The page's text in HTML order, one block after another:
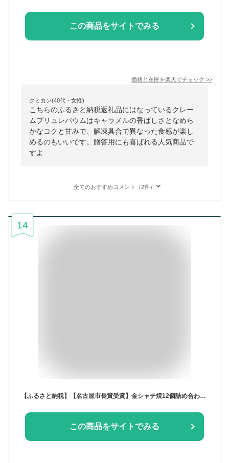
この商品をサイトでみる
価格と在庫を楽天でチェック >>
クミカン(40代・女性)
こちらのふるさと納税返礼品にはなっているクレー
ムブリュレバウムはキャラメルの香ばしさとなめら
かなコクと甘みで、解凍具合で異なった食感が楽し
めるのもいいです。贈答用にも喜ばれる人気商品で
すよ
全てのおすすめコメント（2件）
14
【ふるさと納税】【名古屋市長賞受賞】金シャチ焼12個詰め合わせ【人形焼き】カステラまんじゅう | 愛知県 名古屋市 愛知 名古屋 楽天ふるさと お取り寄せグルメ 取り寄せ グルメ お取り寄せ お菓子 おかし スイーツ お取り寄せスイーツ スィーツ
この商品をサイトでみる